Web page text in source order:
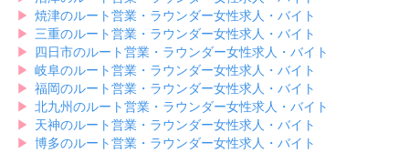
▶︎ 焼津のルート営業・ラウンダー女性求人・バイト
▶︎ 三重のルート営業・ラウンダー女性求人・バイト
▶︎ 四日市のルート営業・ラウンダー女性求人・バイト
▶︎ 岐阜のルート営業・ラウンダー女性求人・バイト
▶︎ 福岡のルート営業・ラウンダー女性求人・バイト
▶︎ 北九州のルート営業・ラウンダー女性求人・バイト
▶︎ 天神のルート営業・ラウンダー女性求人・バイト
▶︎ 博多のルート営業・ラウンダー女性求人・バイト